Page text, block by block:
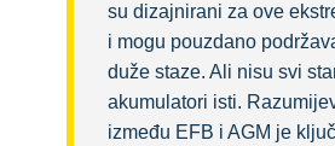
su dizajnirani za ove
i mogu pouzdano
duže staze. Ali nisu svi
akumulatori isti.
između EFB i AGM je